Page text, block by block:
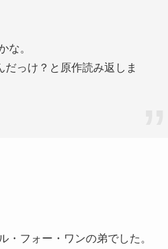
な。
っけ？と原作読み返しま
フォー・ワンの弟でした。